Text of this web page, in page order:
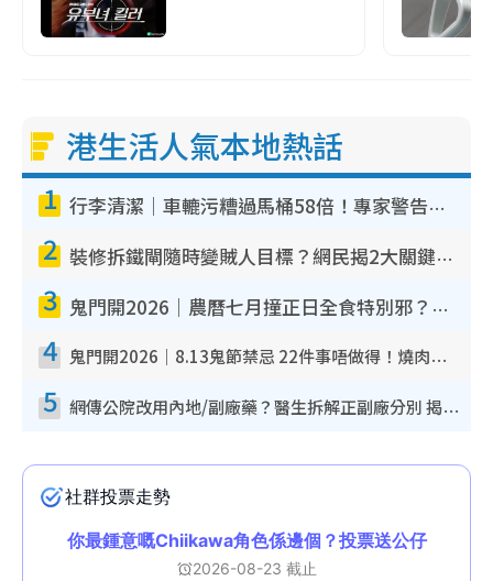
港生活人氣本地熱話
1 行李清潔｜車轆污糟過馬桶58倍！專家警告忌用酒精抹 教1招免污手除菌
2 裝修拆鐵閘隨時變賊人目標？網民揭2大關鍵用途：裝新式等於白裝？附新舊鐵閘分別
3 鬼門開2026｜農曆七月撞正日全食特別邪？專家警告切忌做一事！揭4大禁忌+2招保平安
4 鬼門開2026｜8.13鬼節禁忌 22件事唔做得！燒肉、刺身要少食？半夜勿吹口哨/打呢個電話
5 網傳公院改用內地/副廠藥？醫生拆解正副廠分別 揭4類人換藥隨時出事